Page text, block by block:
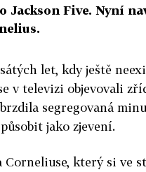
Five. Nyní
let, kdy ještě
v televizi objevovali
segregovaná
jako zjevení.
Corneliuse, který si ve